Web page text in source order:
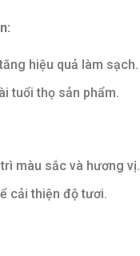
hiệu quả làm sạch.
tuổi thọ sản phẩm.
màu sắc và hương vị.
cải thiện độ tươi.